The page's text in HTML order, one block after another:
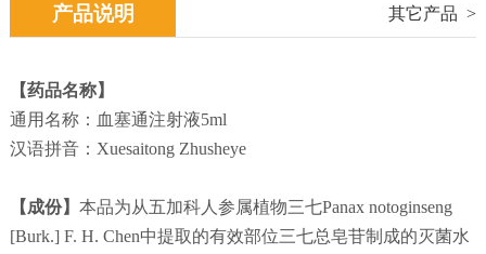
产品说明 其它产品 >
【药品名称】
通用名称：血塞通注射液5ml
汉语拼音：Xuesaitong Zhusheye
【成份】 本品为从五加科人参属植物三七Panax notoginseng
[Burk.] F. H. Chen中提取的有效部位三七总皂苷制成的灭菌水